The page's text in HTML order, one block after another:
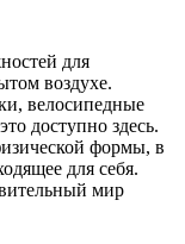
для
воздухе.
велосипедные
доступно здесь.
формы, в
для себя.
мир